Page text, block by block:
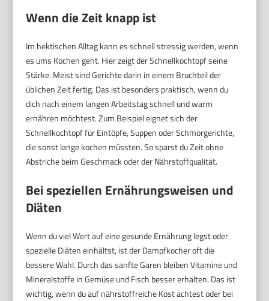
Wenn die Zeit knapp ist
Im hektischen Alltag kann es schnell stressig werden, wenn
es ums Kochen geht. Hier zeigt der Schnellkochtopf seine
Stärke. Meist sind Gerichte darin in einem Bruchteil der
üblichen Zeit fertig. Das ist besonders praktisch, wenn du
dich nach einem langen Arbeitstag schnell und warm
ernähren möchtest. Zum Beispiel eignet sich der
Schnellkochtopf für Eintöpfe, Suppen oder Schmorgerichte,
die sonst lange kochen müssten. So sparst du Zeit ohne
Abstriche beim Geschmack oder der Nährstoffqualität.
Bei speziellen Ernährungsweisen und
Diäten
Wenn du viel Wert auf eine gesunde Ernährung legst oder
spezielle Diäten einhältst, ist der Dampfkocher oft die
bessere Wahl. Durch das sanfte Garen bleiben Vitamine und
Mineralstoffe in Gemüse und Fisch besser erhalten. Das ist
wichtig, wenn du auf nährstoffreiche Kost achtest oder bei